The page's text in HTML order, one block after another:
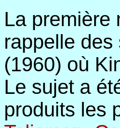
La première
rappelle
(1960) où
Le sujet a
produits les